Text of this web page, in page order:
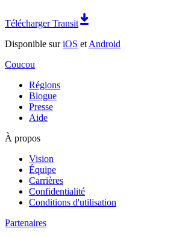
Télécharger Transit
Disponible suriOS et Android
Coucou
Régions
Blogue
Presse
Aide
À propos
Vision
Équipe
Carrières
Confidentialité
Conditions d'utilisation
Partenaires